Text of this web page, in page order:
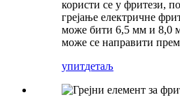
користи се у фритези,
грејање електричне
може бити 6,5 мм и 8,0
може се направити
упитдетаљ